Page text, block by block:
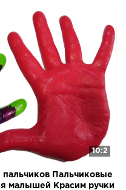
Сериал
и Даши. Различные
шалить и учить в
Твиттер:
10:2
Пальчиковые
малышей Красим ручки